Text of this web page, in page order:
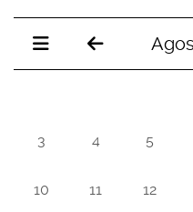
3 4 5
10 11 12